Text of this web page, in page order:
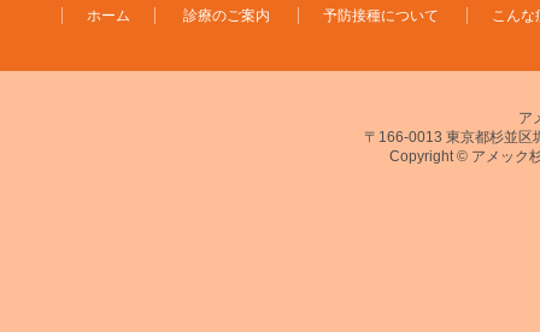
ホーム 診療のご案内 予防接種について こん
ア
〒166-0013 東京都杉並区
Copyright © アメック